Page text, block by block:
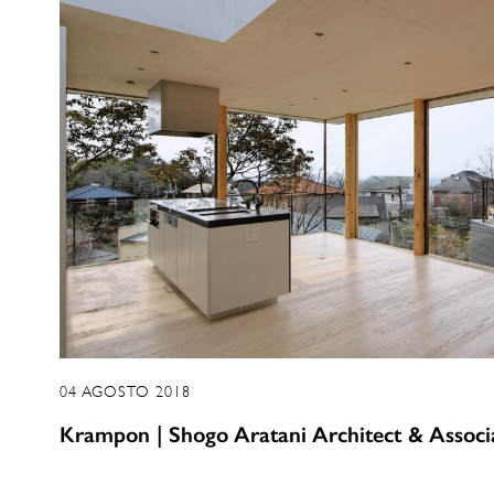
04 AGOSTO 2018
Krampon | Shogo Aratani Architect &